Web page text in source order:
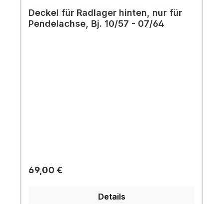
Deckel für Radlager hinten, nur für
Pendelachse, Bj. 10/57 - 07/64
Regulärer Preis:
69,00 €
Details